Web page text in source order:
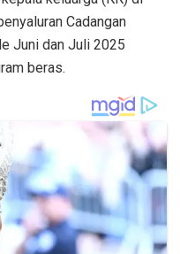
Cadangan
Juni dan Juli 2025
beras.